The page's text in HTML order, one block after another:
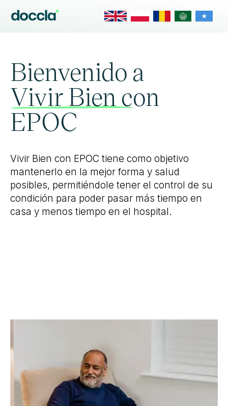
Bienvenido a
Vivir Bien con
EPOC
Vivir Bien con EPOC tiene como objetivo
mantenerlo en la mejor forma y salud
posibles, permitiéndole tener el control de su
condición para poder pasar más tiempo en
casa y menos tiempo en el hospital.